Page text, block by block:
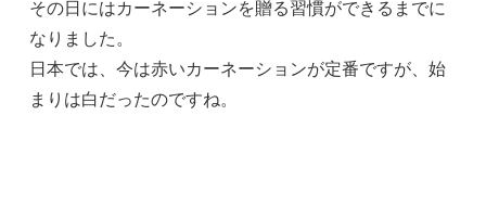
その日にはカーネーションを贈る習慣ができるまでに
なりました。
日本では、今は赤いカーネーションが定番ですが、始
まりは白だったのですね。